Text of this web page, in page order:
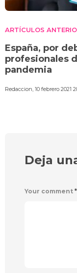
ARTÍCULOS
España, por
profesionales
pandemia
Redaccion 10 febrero 2021
Deja
Your comment *